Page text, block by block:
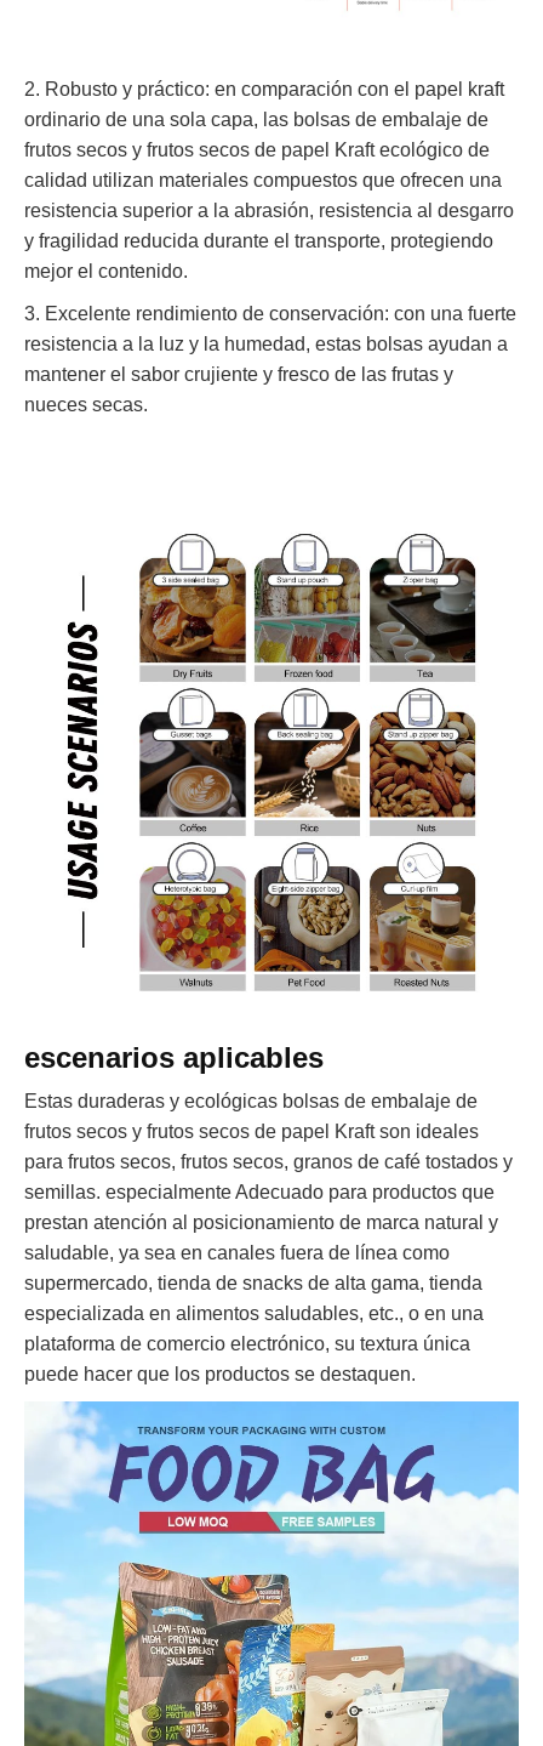
2. Robusto y práctico: en comparación con el papel kraft
ordinario de una sola capa, las bolsas de embalaje de
frutos secos y frutos secos de papel Kraft ecológico de
calidad utilizan materiales compuestos que ofrecen una
resistencia superior a la abrasión, resistencia al desgarro
y fragilidad reducida durante el transporte, protegiendo
mejor el contenido.
3. Excelente rendimiento de conservación: con una fuerte
resistencia a la luz y la humedad, estas bolsas ayudan a
mantener el sabor crujiente y fresco de las frutas y
nueces secas.
escenarios aplicables
Estas duraderas y ecológicas bolsas de embalaje de
frutos secos y frutos secos de papel Kraft son ideales
para frutos secos, frutos secos, granos de café tostados y
semillas. especialmente Adecuado para productos que
prestan atención al posicionamiento de marca natural y
saludable, ya sea en canales fuera de línea como
supermercado, tienda de snacks de alta gama, tienda
especializada en alimentos saludables, etc., o en una
plataforma de comercio electrónico, su textura única
puede hacer que los productos se destaquen.